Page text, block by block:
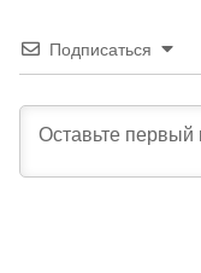
Подписаться